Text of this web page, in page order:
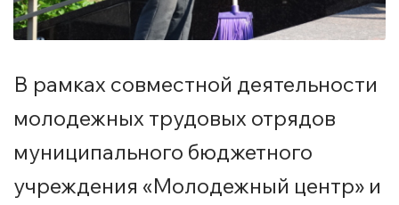
В рамках совместной деятельности
молодежных трудовых отрядов
муниципального бюджетного
учреждения «Молодежный центр» и